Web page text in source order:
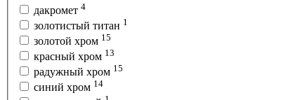
дакромет 4
золотистый титан 1
золотой хром 15
красный хром 13
радужный хром 15
синий хром 14